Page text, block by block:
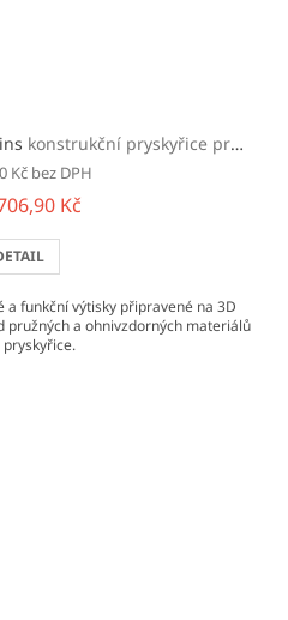
konstrukční pryskyřice pro tiskárny řady Form 4
Kč bez DPH
Kč
funkční výtisky připravené na 3D
pružných a ohnivzdorných materiálů